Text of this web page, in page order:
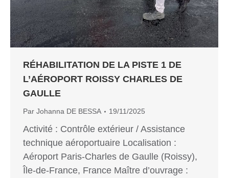
RÉHABILITATION DE LA PISTE 1 DE
L’AÉROPORT ROISSY CHARLES DE
GAULLE
Par Johanna DE BESSA 19/11/2025
Activité : Contrôle extérieur / Assistance
technique aéroportuaire Localisation :
Aéroport Paris-Charles de Gaulle (Roissy),
Île-de-France, France Maître d’ouvrage :